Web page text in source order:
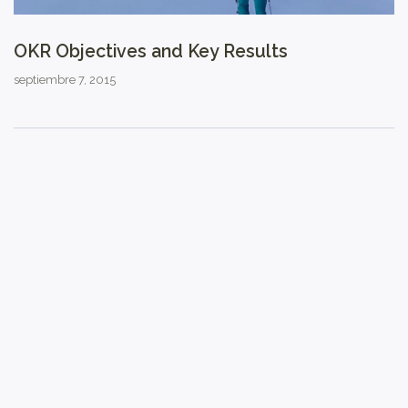
OKR Objectives and Key Results
septiembre 7, 2015